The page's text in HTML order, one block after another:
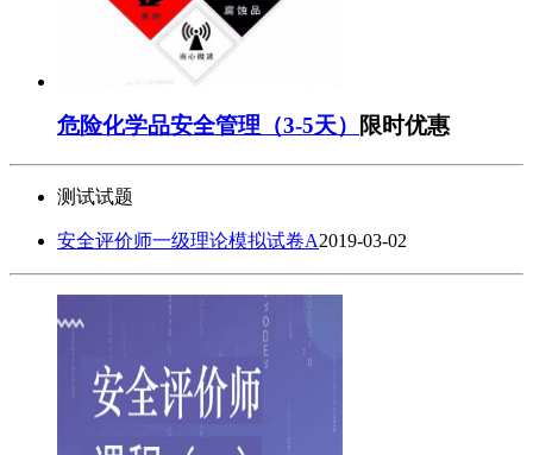
危险化学品安全管理（3-5天） 限时优惠
测试试题
安全评价师一级理论模拟试卷A2019-03-02